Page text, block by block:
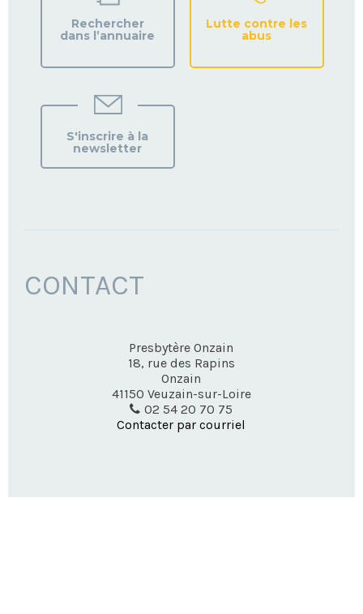
Rechercher
dans l’annuaire
Lutte contre les
abus
S'inscrire à la
newsletter
CONTACT
Presbytère Onzain
18, rue des Rapins
Onzain
41150 Veuzain-sur-Loire
02 54 20 70 75
Contacter par courriel